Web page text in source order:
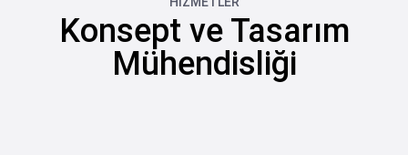
Konsept ve Tasarım
Mühendisliği